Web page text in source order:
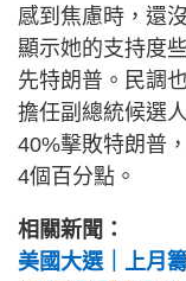
感到焦慮時，還
顯示她的支持度
先特朗普。民調
擔任副總統候選
40%擊敗特朗普
4個百分點。
相關新聞：
美國大選｜上月